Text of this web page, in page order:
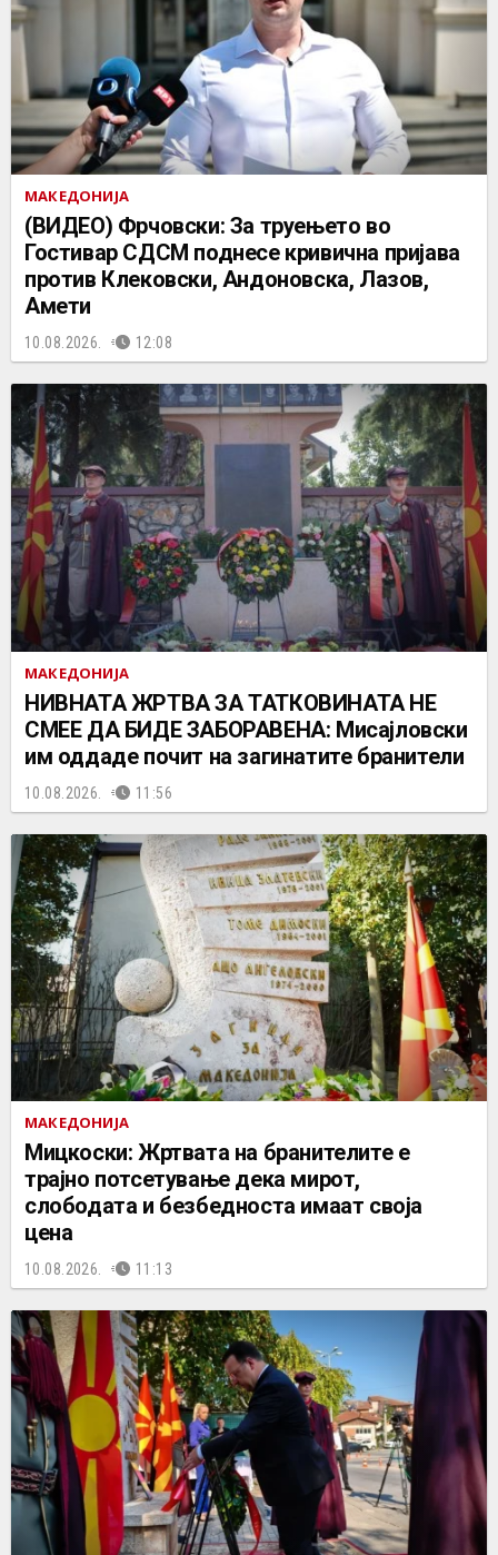
МАКЕДОНИЈА
(ВИДЕО) Фрчовски: За труењето во
Гостивар СДСМ поднесе кривична пријава
против Клековски, Андоновска, Лазов,
Амети
10.08.2026. 12:08
МАКЕДОНИЈА
НИВНАТА ЖРТВА ЗА ТАТКОВИНАТА НЕ
СМЕЕ ДА БИДЕ ЗАБОРАВЕНА: Мисајловски
им оддаде почит на загинатите бранители
10.08.2026. 11:56
МАКЕДОНИЈА
Мицкоски: Жртвата на бранителите е
трајно потсетување дека мирот,
слободата и безбедноста имаат своја
цена
10.08.2026. 11:13